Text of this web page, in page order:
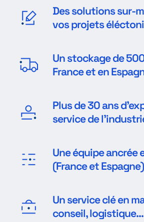
Des solutions sur-
vos projets
Un stockage de
France et en
Plus de 30 ans
service de
Une équipe ancrée
(France et Espagne)
Un service clé en
conseil, logistique...